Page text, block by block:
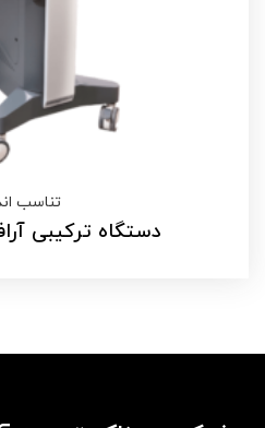
تناسب
دستگاه ترکیبی